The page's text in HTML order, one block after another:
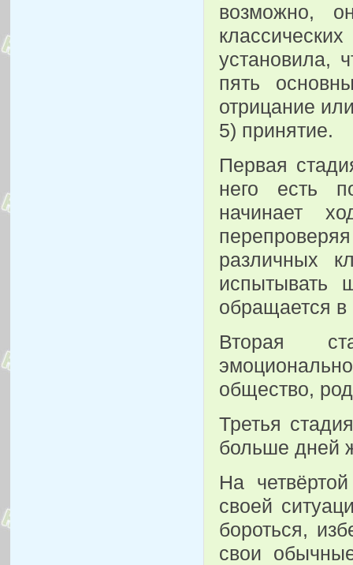
возможно,
установила,
пять
отрицание
5) принятие.
Первая
него есть
начинает
различных
испытывать
обращается в
Вторая
общество,
Третья
больше дней
На
своей
бороться,
свои